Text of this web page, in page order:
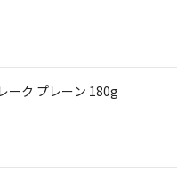
ーク プレーン 180g